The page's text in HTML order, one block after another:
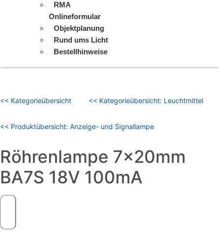
RMA
Onlineformular
Objektplanung
Rund ums Licht
Bestellhinweise
<< Kategorieübersicht << Kategorieübersicht: Leuchtmittel
<< Produktübersicht: Anzeige- und Signallampe
Röhrenlampe 7x20mm
BA7S 18V 100mA